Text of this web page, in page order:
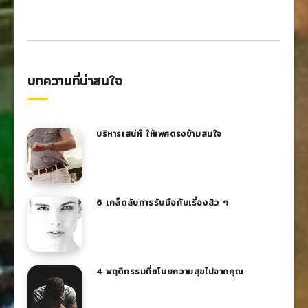
บทความที่น่าสนใจ
บริหารเสน่ห์ ให้เพศตรงข้ามสนใจ
6 เคล็ดลับการรับมือกับเรื่องสิว ๆ
4 พฤติกรรมที่ขโมยความสุขไปจากคุณ